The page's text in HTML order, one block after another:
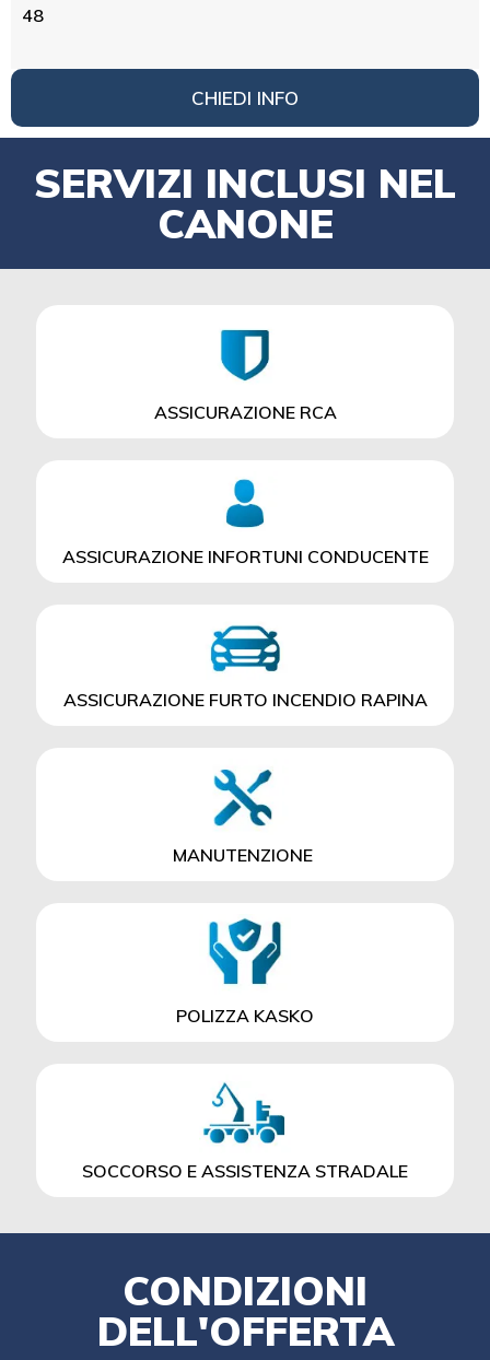
48
CHIEDI INFO
SERVIZI INCLUSI NEL
CANONE
ASSICURAZIONE RCA
ASSICURAZIONE INFORTUNI CONDUCENTE
ASSICURAZIONE FURTO INCENDIO RAPINA
MANUTENZIONE
POLIZZA KASKO
SOCCORSO E ASSISTENZA STRADALE
CONDIZIONI
DELL'OFFERTA